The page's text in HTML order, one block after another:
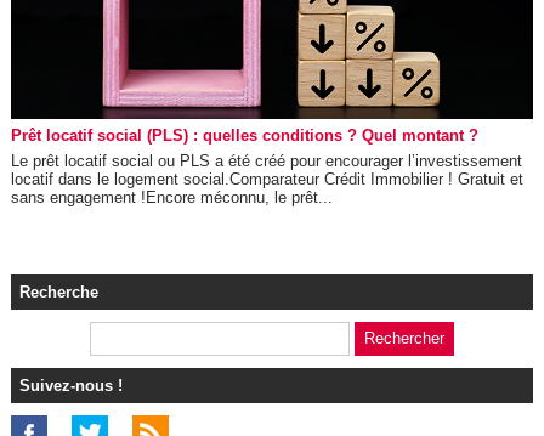
Prêt locatif social (PLS) : quelles conditions ? Quel montant ?
Le prêt locatif social ou PLS a été créé pour encourager l’investissement
locatif dans le logement social.Comparateur Crédit Immobilier ! Gratuit et
sans engagement !Encore méconnu, le prêt...
Recherche
Suivez-nous !